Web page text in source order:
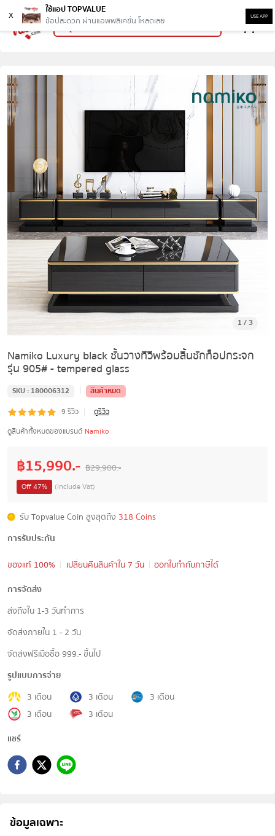
x
ใช้แอป TOPVALUE
ช้อปสะดวก ผ่านแอพพลิเคชั่น โหลดเลย
USE APP
1 / 3
Namiko Luxury black ชั้นวางทีวีพร้อมลิ้นชักท็อปกระจก
รุ่น 905# - tempered glass
SKU : 180006312 |
สินค้าหมด
9 รีวิว |
ดูรีวิว
ดูสินค้าทั้งหมดของแบรนด์ Namiko
฿15,990.- ฿29,900.-
Off47% (include Vat)
รับ Topvalue Coin สูงสุดถึง 318 Coins
การรับประกัน
ของแท้ 100%
เปลี่ยนคืนสินค้าใน 7 วัน
ออกใบกำกับภาษีได้
การจัดส่ง
ส่งถึงใน 1-3 วันทำการ
จัดส่งภายใน 1 - 2 วัน
จัดส่งฟรีเมื่อซื้อ 999.- ขึ้นไป
รูปแบบการจ่าย
3 เดือน
3 เดือน
3 เดือน
3 เดือน
3 เดือน
แชร์
ข้อมูลเฉพาะ